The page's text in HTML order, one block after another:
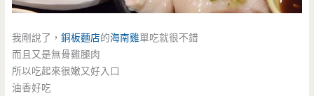
我剛說了，銅板麵店的海南雞單吃就很不錯
而且又是無骨雞腿肉
所以吃起來很嫩又好入口
油香好吃